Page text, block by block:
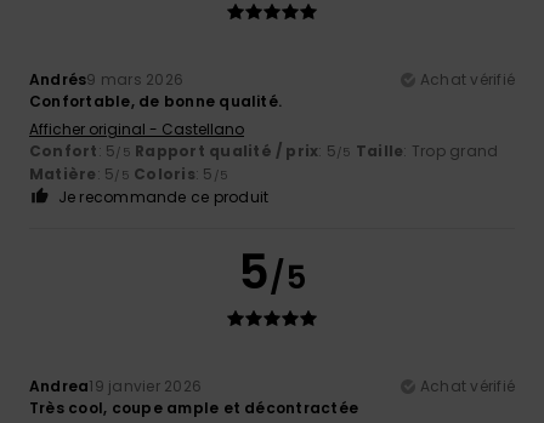
Andrés9 mars 2026
Achat vérifié
Confortable, de bonne qualité.
Afficher original - Castellano
Confort: 5/5 Rapport qualité / prix: 5/5 Taille: Trop grand
Matière: 5/5 Coloris: 5 /5
Je recommande ce produit
5/5
Andrea19 janvier 2026
Achat vérifié
Très cool, coupe ample et décontractée